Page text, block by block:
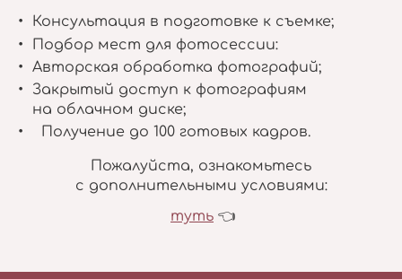
Консультация в подготовке к съемке;
Подбор мест для фотосессии:
Авторская обработка фотографий;
Закрытый доступ к фотографиям
на облачном диске;
Получение до 100 готовых кадров.
Пожалуйста, ознакомьтесь
с дополнительными условиями:
туть 👈